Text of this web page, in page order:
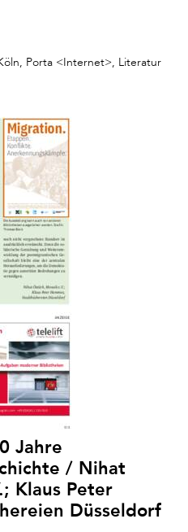
Porta <Internet>, Literatur
Jahre
/ Nihat
Klaus Peter
Düsseldorf